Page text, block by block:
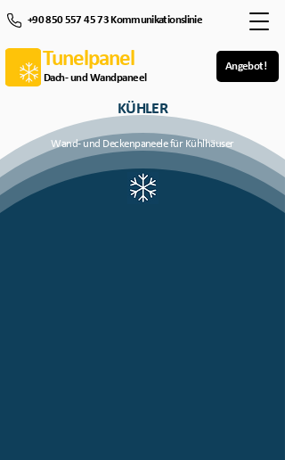
Tunelpanel
Dach- und Wandpaneel
Angebot!
+90 850 557 45 73 Kommunikationslinie
KÜHLER
Wand- und Deckenpaneele für Kühlhäuser